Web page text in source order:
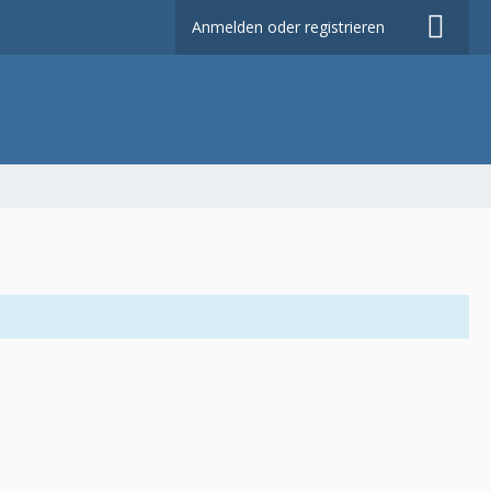
Anmelden oder registrieren